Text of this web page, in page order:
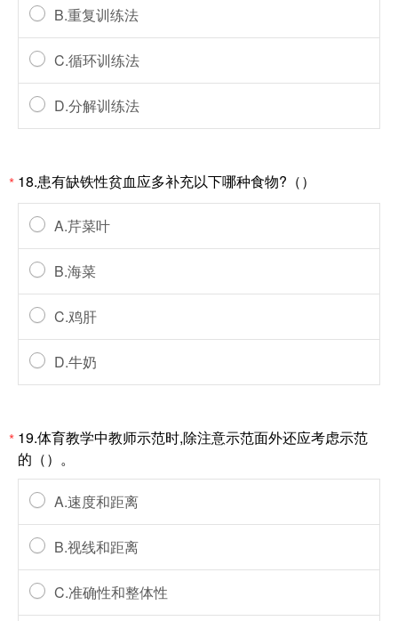
B.重复训练法
C.循环训练法
D.分解训练法
* 18.患有缺铁性贫血应多补充以下哪种食物?（）
A.芹菜叶
B.海菜
C.鸡肝
D.牛奶
* 19.体育教学中教师示范时,除注意示范面外还应考虑示范
的（）。
A.速度和距离
B.视线和距离
C.准确性和整体性